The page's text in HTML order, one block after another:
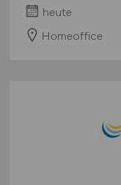
heute
Homeoffice